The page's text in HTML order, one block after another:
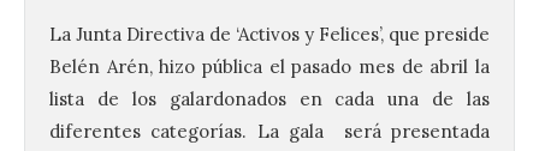
La Junta Directiva de ‘Activos y Felices’, que preside
Belén Arén, hizo pública el pasado mes de abril la
lista de los galardonados en cada una de las
diferentes categorías. La gala será presentada